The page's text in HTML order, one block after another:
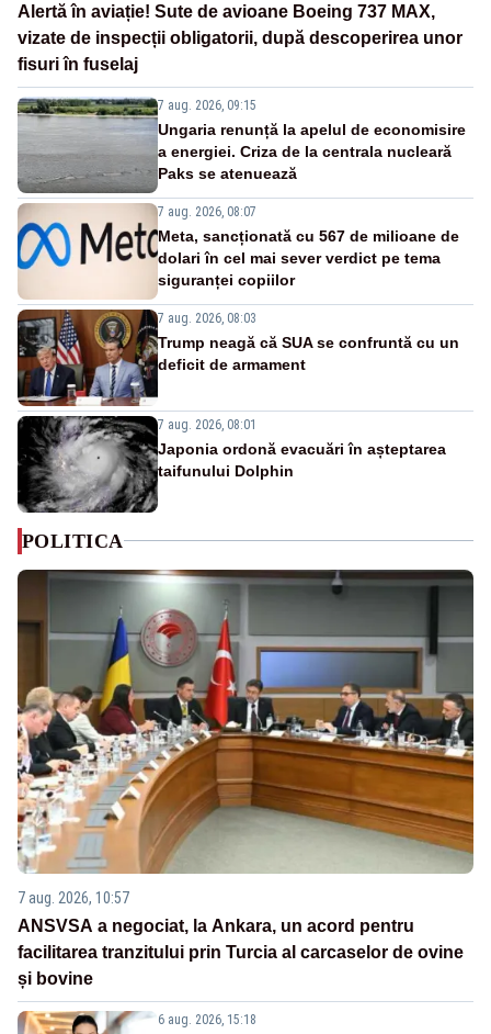
Alertă în aviație! Sute de avioane Boeing 737 MAX,
vizate de inspecții obligatorii, după descoperirea unor
fisuri în fuselaj
7 aug. 2026, 09:15
Ungaria renunță la apelul de economisire
a energiei. Criza de la centrala nucleară
Paks se atenuează
7 aug. 2026, 08:07
Meta, sancționată cu 567 de milioane de
dolari în cel mai sever verdict pe tema
siguranței copiilor
7 aug. 2026, 08:03
Trump neagă că SUA se confruntă cu un
deficit de armament
7 aug. 2026, 08:01
Japonia ordonă evacuări în așteptarea
taifunului Dolphin
POLITICA
7 aug. 2026, 10:57
ANSVSA a negociat, la Ankara, un acord pentru
facilitarea tranzitului prin Turcia al carcaselor de ovine
și bovine
6 aug. 2026, 15:18